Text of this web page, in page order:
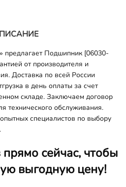
предлагает Подшипник [06030-
от производителя и
Доставка по всей России
в день оплаты за счет
складе. Заключаем договор
технического обслуживания.
специалистов по выбору
сейчас, чтобы
выгодную цену!